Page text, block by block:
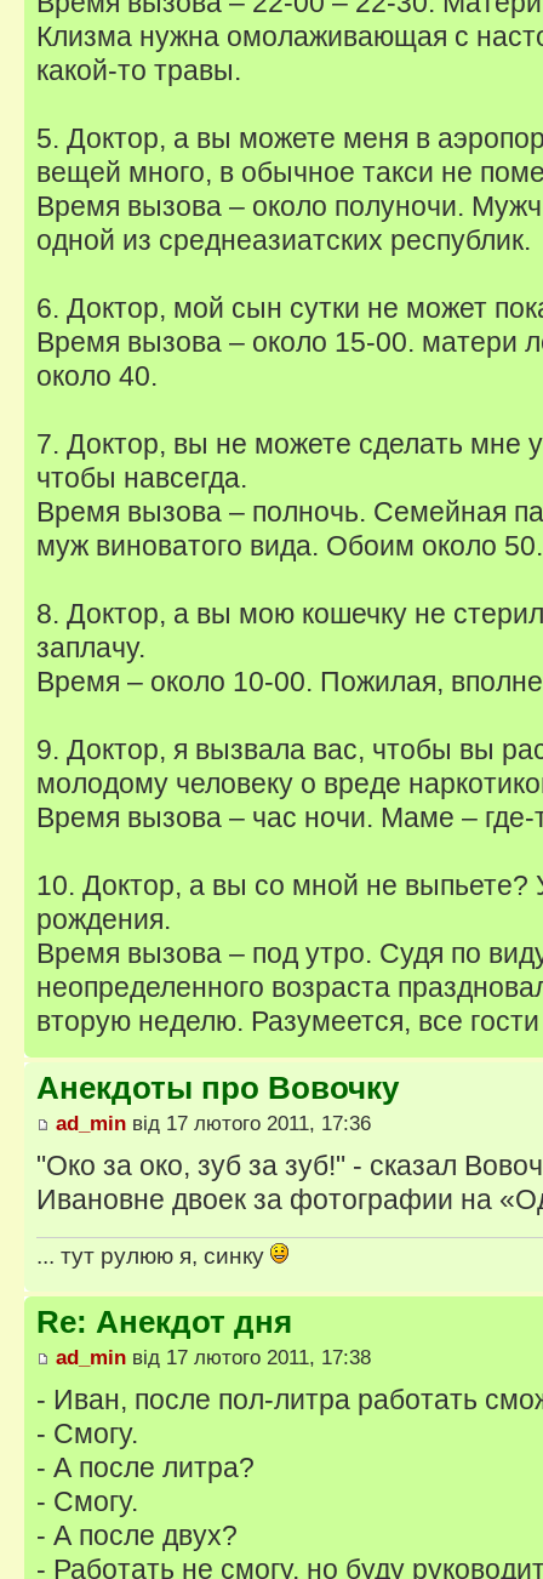
Клизма нужна омолаживающая с
какой-то травы.
5. Доктор, а вы можете меня в
вещей много, в обычное такси не
Время вызова – около полуночи.
одной из среднеазиатских республик.
6. Доктор, мой сын сутки не может
Время вызова – около 15-00. матери
около 40.
7. Доктор, вы не можете сделать мне
чтобы навсегда.
Время вызова – полночь. Семейная
муж виноватого вида. Обоим около
8. Доктор, а вы мою кошечку не
заплачу.
Время – около 10-00. Пожилая,
9. Доктор, я вызвала вас, чтобы вы
молодому человеку о вреде
Время вызова – час ночи. Маме –
10. Доктор, а вы со мной не выпьете?
рождения.
Время вызова – под утро. Судя по
неопределенного возраста
вторую неделю. Разумеется, все
Анекдоты про Вовочку
ad_min від 17 лютого 2011, 17:36
"Око за око, зуб за зуб!" - сказал
Ивановне двоек за фотографии на
... тут рулюю я, синку
Re: Анекдот дня
ad_min від 17 лютого 2011, 17:38
- Иван, после пол-литра работать
- Смогу.
- А после литра?
- Смогу.
- А после двух?
- Работать не смогу, но буду